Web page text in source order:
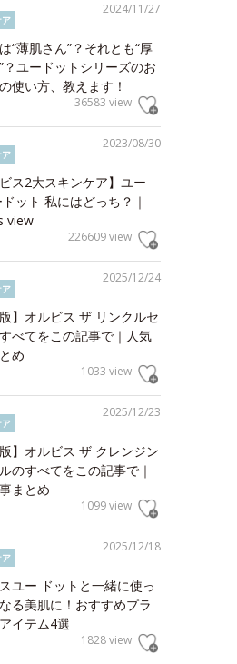
2024/11/27
ア
“薄肌さん”？それとも“厚
？ユードットシリーズのお
使い方、教えます！
36583 view
2023/08/30
ア
ビス2大スキンケア】ユー
ット 私にはどっち？｜
view
226609 view
2025/12/24
ア
版】オルビス ザ リンクルセ
べてをこの記事で｜人気
め
1033 view
2025/12/23
ア
版】オルビス ザ クレンジン
のすべてをこの記事で｜
まとめ
1099 view
2025/12/18
ア
ユー ドットと一緒に使っ
る美肌に！おすすめプラ
イテム4選
1828 view